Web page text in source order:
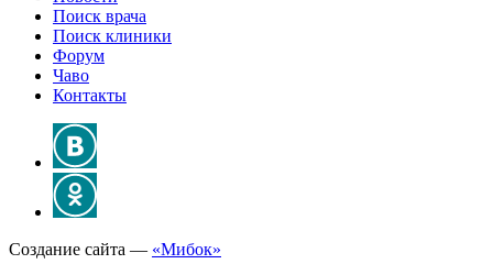
Поиск врача
Поиск клиники
Форум
Чаво
Контакты
Создание сайта — «Мибок»